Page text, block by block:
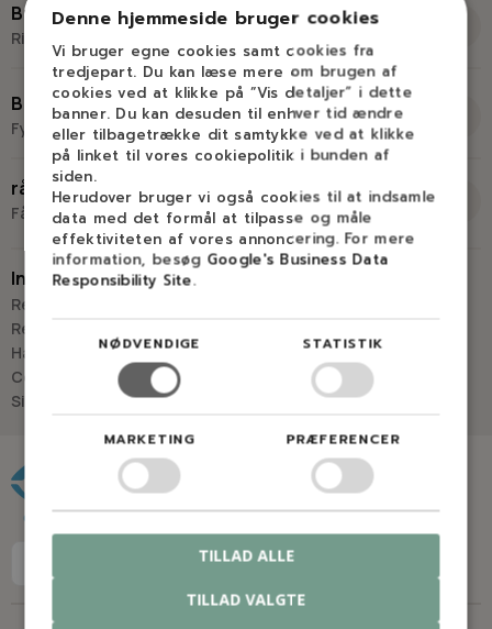
Brug for hjælp?
Ring eller skriv til Savdoktoren
+45 98 17 27 33
Skriv til os
Besøg os
Fysisk butik og kompetencecenter
Virkelyst 3
9400 Nørresundby
Hverdage: 8.00-16.00
Lørdag & søndag: Lukket
råd og vejledning
Få råd og vejledning hos Savdoktoren
“Vi bygger vores løsninger på viden, erfaring og faglig indsigt
- så du kan træffe
det rigtige valg, hver gang.
- Jan “Savdoktoren” Østergaard
Råd og vejledning
Information
Retur
Reparation
Handelsbetingelser
Cookies
Sitemap
Denne hjemmeside bruger cookies
Vi bruger egne cookies samt cookies fra
tredjepart. Du kan læse mere om brugen af
cookies ved at klikke på ”Vis detaljer” i dette
banner. Du kan desuden til enhver tid ændre
eller tilbagetrække dit samtykke ved at klikke
på linket til vores cookiepolitik i bunden af
siden.
Herudover bruger vi også cookies til at indsamle
data med det formål at tilpasse og måle
effektiviteten af vores annoncering. For mere
information, besøg Google's Business Data
Responsibility Site.
NØDVENDIGE STATISTIK
MARKETING PRÆFERENCER
TILLAD VALGTE
TILLAD ALLE